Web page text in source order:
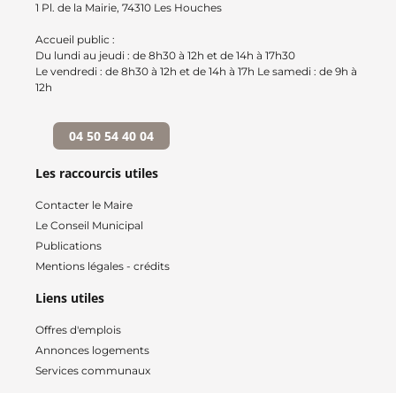
1 Pl. de la Mairie, 74310 Les Houches
Accueil public :
Du lundi au jeudi : de 8h30 à 12h et de 14h à 17h30
Le vendredi : de 8h30 à 12h et de 14h à 17h Le samedi : de 9h à
12h
04 50 54 40 04
Les raccourcis utiles
Contacter le Maire
Le Conseil Municipal
Publications
Mentions légales - crédits
Liens utiles
Offres d'emplois
Annonces logements
Services communaux